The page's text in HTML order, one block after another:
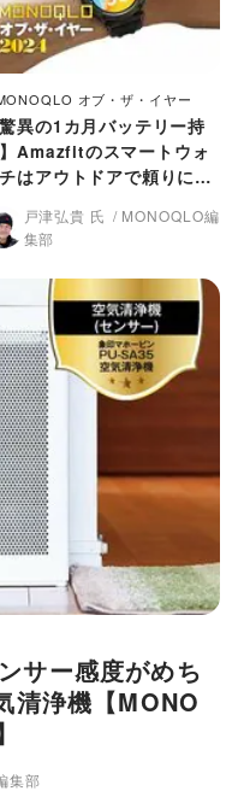
オブ・ザ・イヤー
驚異の1カ月バッテリー持
Amazfitのスマートウォ
はアウトドアで頼りにな
ベストバイ】
戸津弘貴 氏
MONOQLO編
集部
サー感度がめち
清浄機【MONO
集部